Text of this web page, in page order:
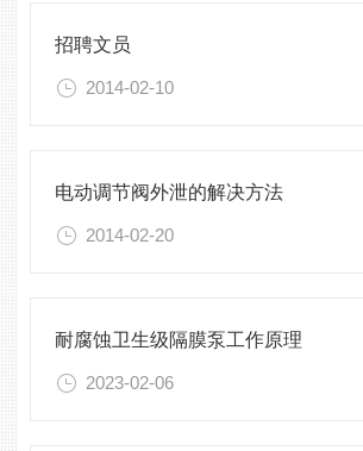
招聘文员
2014-02-10
电动调节阀外泄的解决方法
2014-02-20
耐腐蚀卫生级隔膜泵工作原理
2023-02-06